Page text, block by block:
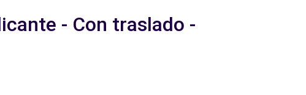
- Con traslado -